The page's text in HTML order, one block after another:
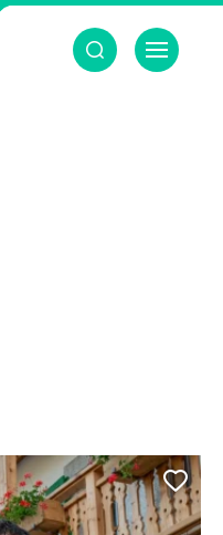
la barre de navigation du
Menu